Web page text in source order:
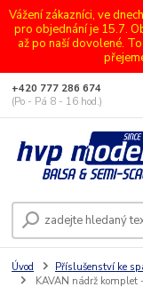
Vážení zákazníci, ve
pro objednání je 15.7.
až po naší dovolené.
+420 777 286 674
(Po - Pá 8 - 16 hod.)
Úvod Příslušenství ke
KAVAN nádrž